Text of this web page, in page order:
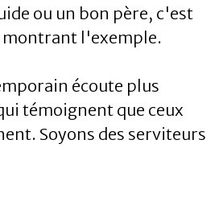
ou un bon père, c'est
l'exemple.
écoute plus
témoignent que ceux
Soyons des serviteurs